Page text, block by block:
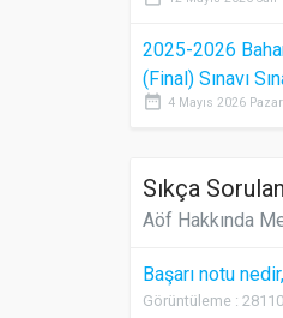
2025-2026
(Final) Sınavı
date_range 4 Mayıs 2026
Sıkça
Aöf Hakkında
Başarı notu
Görüntüleme : 28110